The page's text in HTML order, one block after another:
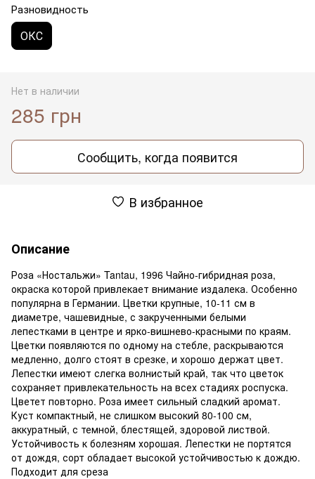
Разновидность
ОКС
Нет в наличии
285 грн
Сообщить, когда появится
В избранное
Описание
Роза «Ностальжи» Tantau, 1996 Чайно-гибридная роза,
окраска которой привлекает внимание издалека. Особенно
популярна в Германии. Цветки крупные, 10-11 см в
диаметре, чашевидные, с закрученными белыми
лепестками в центре и ярко-вишнево-красными по краям.
Цветки появляются по одному на стебле, раскрываются
медленно, долго стоят в срезке, и хорошо держат цвет.
Лепестки имеют слегка волнистый край, так что цветок
сохраняет привлекательность на всех стадиях роспуска.
Цветет повторно. Роза имеет сильный сладкий аромат.
Куст компактный, не слишком высокий 80-100 см,
аккуратный, с темной, блестящей, здоровой листвой.
Устойчивость к болезням хорошая. Лепестки не портятся
от дождя, сорт обладает высокой устойчивостью к дождю.
Подходит для среза